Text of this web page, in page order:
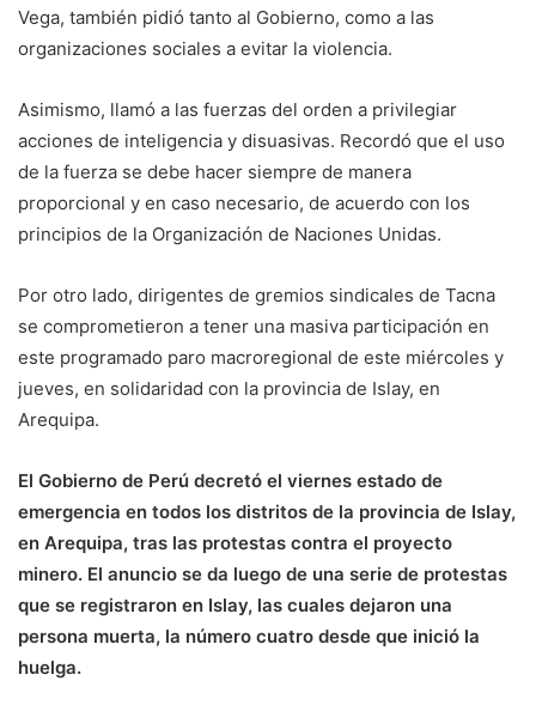
Vega, también pidió tanto al Gobierno, como a las
organizaciones sociales a evitar la violencia.
Asimismo, llamó a las fuerzas del orden a privilegiar
acciones de inteligencia y disuasivas. Recordó que el uso
de la fuerza se debe hacer siempre de manera
proporcional y en caso necesario, de acuerdo con los
principios de la Organización de Naciones Unidas.
Por otro lado, dirigentes de gremios sindicales de Tacna
se comprometieron a tener una masiva participación en
este programado paro macroregional de este miércoles y
jueves, en solidaridad con la provincia de Islay, en
Arequipa.
El Gobierno de Perú decretó el viernes estado de
emergencia en todos los distritos de la provincia de Islay,
en Arequipa, tras las protestas contra el proyecto
minero. El anuncio se da luego de una serie de protestas
que se registraron en Islay, las cuales dejaron una
persona muerta, la número cuatro desde que inició la
huelga.